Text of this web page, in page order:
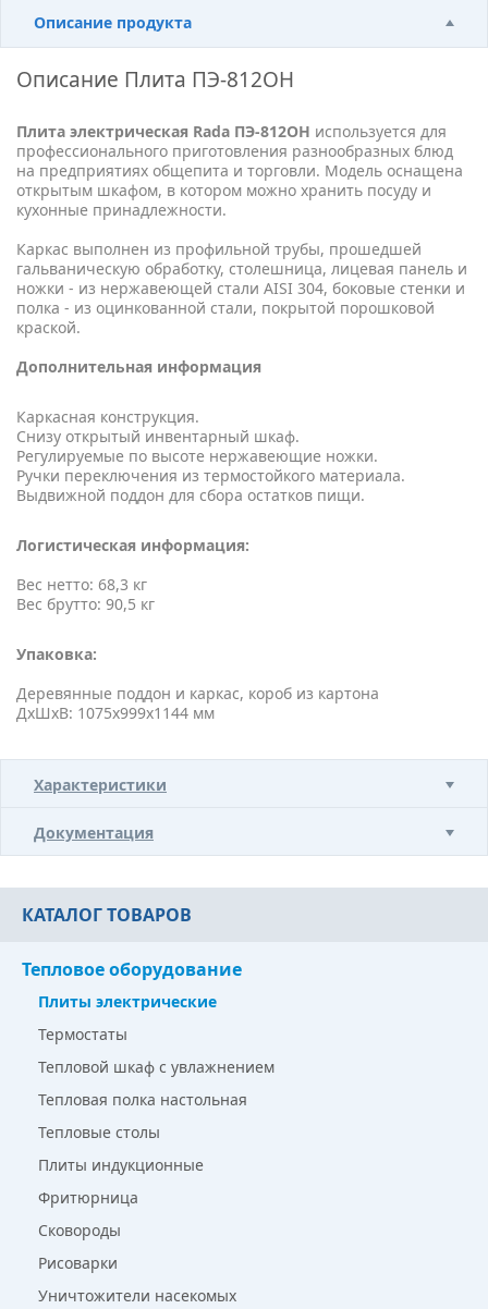
Описание продукта
Описание Плита ПЭ-812ОН
Плита электрическая Rada ПЭ-812ОН используется для
профессионального приготовления разнообразных блюд
на предприятиях общепита и торговли. Модель оснащена
открытым шкафом, в котором можно хранить посуду и
кухонные принадлежности.
Каркас выполнен из профильной трубы, прошедшей
гальваническую обработку, столешница, лицевая панель и
ножки - из нержавеющей стали AISI 304, боковые стенки и
полка - из оцинкованной стали, покрытой порошковой
краской.
Дополнительная информация
Каркасная конструкция.
Снизу открытый инвентарный шкаф.
Регулируемые по высоте нержавеющие ножки.
Ручки переключения из термостойкого материала.
Выдвижной поддон для сбора остатков пищи.
Логистическая информация:
Вес нетто: 68,3 кг
Вес брутто: 90,5 кг
Упаковка:
Деревянные поддон и каркас, короб из картона
ДxШxВ: 1075х999х1144 мм
Характеристики
Документация
КАТАЛОГ ТОВАРОВ
Тепловое оборудование
Плиты электрические
Термостаты
Тепловой шкаф с увлажнением
Тепловая полка настольная
Тепловые столы
Плиты индукционные
Фритюрница
Сковороды
Рисоварки
Уничтожители насекомых